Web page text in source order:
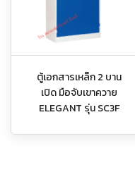
ตู้เอกสารเหล็ก 2 บาน
เปิด มือจับเขาควาย
ELEGANT รุ่น SC3F